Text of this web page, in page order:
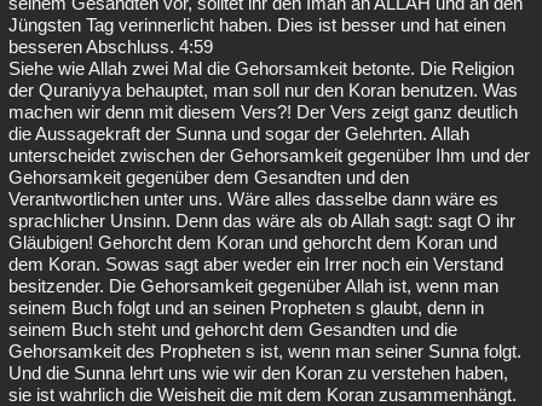
Jüngsten Tag verinnerlicht haben. Dies ist besser und hat einen
besseren Abschluss. 4:59
Siehe wie Allah zwei Mal die Gehorsamkeit betonte. Die Religion
der Quraniyya behauptet, man soll nur den Koran benutzen. Was
machen wir denn mit diesem Vers?! Der Vers zeigt ganz deutlich
die Aussagekraft der Sunna und sogar der Gelehrten. Allah
unterscheidet zwischen der Gehorsamkeit gegenüber Ihm und der
Gehorsamkeit gegenüber dem Gesandten und den
Verantwortlichen unter uns. Wäre alles dasselbe dann wäre es
sprachlicher Unsinn. Denn das wäre als ob Allah sagt: sagt O ihr
Gläubigen! Gehorcht dem Koran und gehorcht dem Koran und
dem Koran. Sowas sagt aber weder ein Irrer noch ein Verstand
besitzender. Die Gehorsamkeit gegenüber Allah ist, wenn man
seinem Buch folgt und an seinen Propheten s glaubt, denn in
seinem Buch steht und gehorcht dem Gesandten und die
Gehorsamkeit des Propheten s ist, wenn man seiner Sunna folgt.
Und die Sunna lehrt uns wie wir den Koran zu verstehen haben,
sie ist wahrlich die Weisheit die mit dem Koran zusammenhängt.